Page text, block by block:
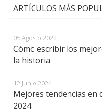
ARTÍCULOS MÁS
05 Agosto 2022
Cómo escribir los
la historia
12 Junio 2024
Mejores tendencias en
2024